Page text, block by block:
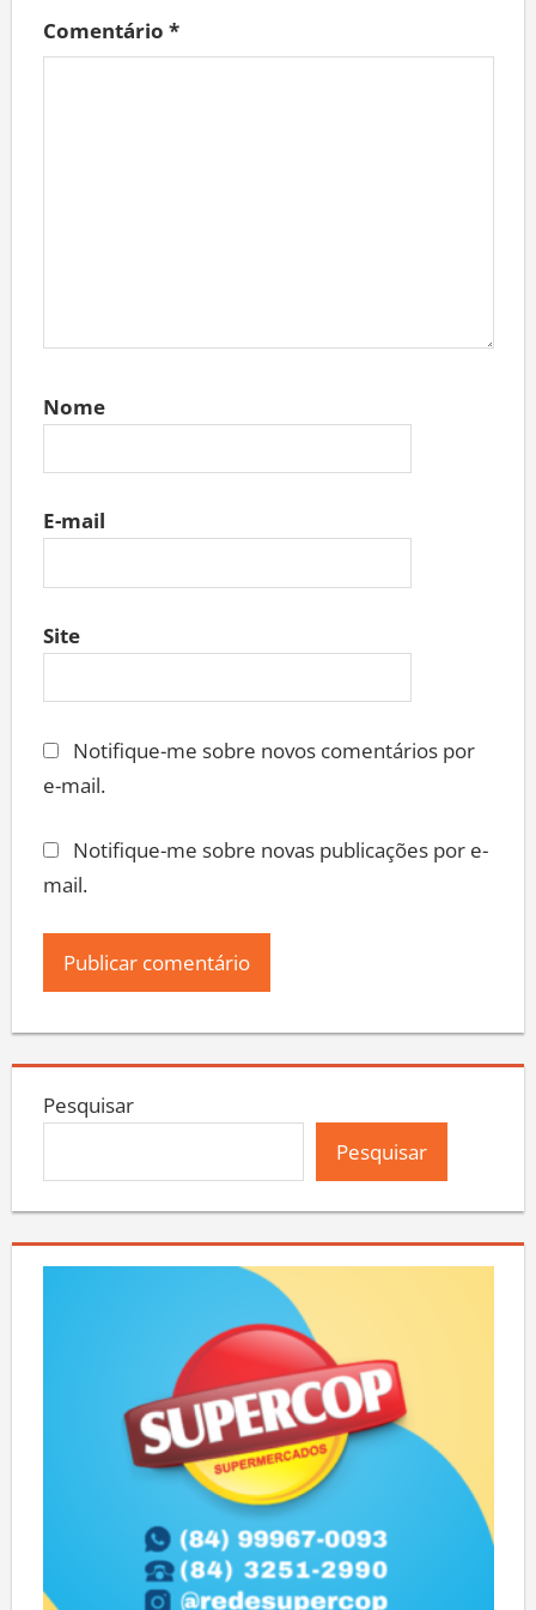
Comentário *
Nome
E-mail
Site
Notifique-me sobre novos comentários por
e-mail.
Notifique-me sobre novas publicações por e-
mail.
Pesquisar
Pesquisar